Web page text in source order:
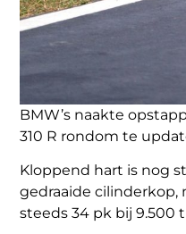
BMW’s naakte
310 R rondom te
Kloppend hart is nog
gedraaide cilinderkop,
steeds 34 pk bij 9.500